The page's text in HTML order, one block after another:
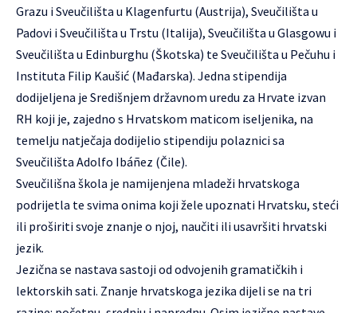
Grazu i Sveučilišta u Klagenfurtu (Austrija), Sveučilišta u
Padovi i Sveučilišta u Trstu (Italija), Sveučilišta u Glasgowu i
Sveučilišta u Edinburghu (Škotska) te Sveučilišta u Pečuhu i
Instituta Filip Kaušić (Mađarska). Jedna stipendija
dodijeljena je Središnjem državnom uredu za Hrvate izvan
RH koji je, zajedno s Hrvatskom maticom iseljenika, na
temelju natječaja dodijelio stipendiju polaznici sa
Sveučilišta Adolfo Ibáñez (Čile).
Sveučilišna škola je namijenjena mladeži hrvatskoga
podrijetla te svima onima koji žele upoznati Hrvatsku, steći
ili proširiti svoje znanje o njoj, naučiti ili usavršiti hrvatski
jezik.
Jezična se nastava sastoji od odvojenih gramatičkih i
lektorskih sati. Znanje hrvatskoga jezika dijeli se na tri